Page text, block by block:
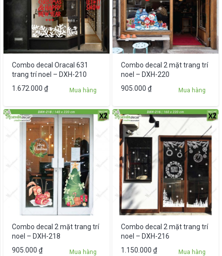
Combo decal Oracal 631
trang trí noel – DXH-210
1.672.000 ₫ Mua hàng
Combo decal 2 mặt trang trí
noel – DXH-220
905.000 ₫ Mua hàng
Combo decal 2 mặt trang trí
noel – DXH-218
905.000 ₫ Mua hàng
Combo decal 2 mặt trang trí
noel – DXH-216
1.150.000 ₫ Mua hàng